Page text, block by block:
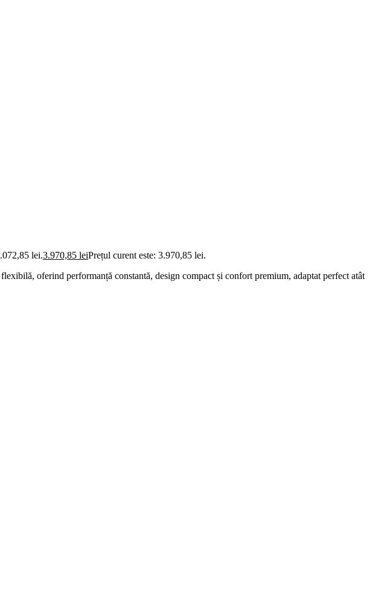
lei.3.970,85 leiPrețul curent este: 3.970,85 lei.
oferind performanță constantă, design compact și confort premium, adaptat perfect atât